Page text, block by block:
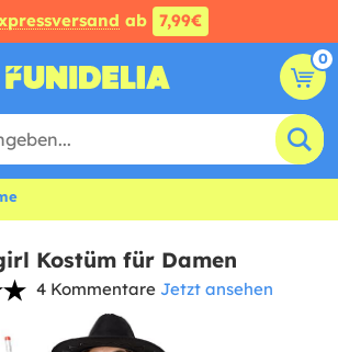
ab 7,99€
0
Kostüm für Damen
4 Kommentare Jetzt ansehen